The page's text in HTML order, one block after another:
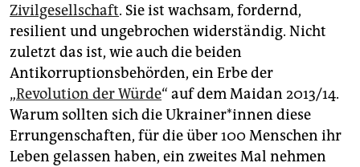
Zivilgesellschaft. Sie ist wachsam, fordernd,
resilient und ungebrochen widerständig. Nicht
zuletzt das ist, wie auch die beiden
Antikorruptionsbehörden, ein Erbe der
„Revolution der Würde“ auf dem Maidan 2013/14.
Warum sollten sich die Ukrai­ner*in­nen diese
Errungenschaften, für die über 100 Menschen ihr
Leben gelassen haben, ein zweites Mal nehmen